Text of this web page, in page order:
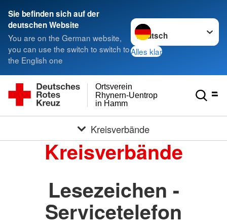
Sie befinden sich auf der
deutschen Website
You are on the German website,
you can use the switch to switch to
the English one
Sprache wechseln zu
Alles klar
in Hamm
Rhynern-Uentrop
Ortsverein
Kreisverbände
Kreisverbände
Lesezeichen -
Servicetelefon